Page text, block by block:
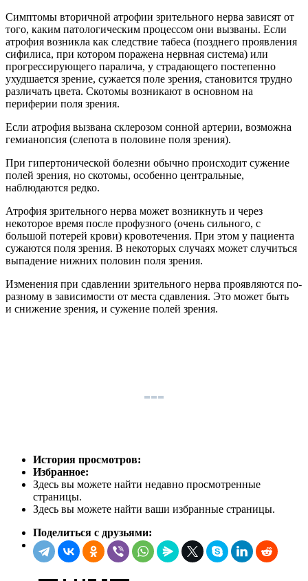
Симптомы вторичной атрофии зрительного нерва зависят от
того, каким патологическим процессом они вызваны. Если
атрофия возникла как следствие табеса (позднего проявления
сифилиса, при котором поражена нервная система) или
прогрессирующего паралича, у страдающего постепенно
ухудшается зрение, сужается поле зрения, становится трудно
различать цвета. Скотомы возникают в основном на
периферии поля зрения.
Если атрофия вызвана склерозом сонной артерии, возможна
гемианопсия (слепота в половине поля зрения).
При гипертонической болезни обычно происходит сужение
полей зрения, но скотомы, особенно центральные,
наблюдаются редко.
Атрофия зрительного нерва может возникнуть и через
некоторое время после профузного (очень сильного, с
большой потерей крови) кровотечения. При этом у пациента
сужаются поля зрения. В некоторых случаях может случиться
выпадение нижних половин поля зрения.
Изменения при сдавлении зрительного нерва проявляются по-
разному в зависимости от места сдавления. Это может быть
и снижение зрения, и сужение полей зрения.
История просмотров:
Избранное:
Здесь вы можете найти недавно просмотренные
страницы.
Здесь вы можете найти ваши избранные страницы.
Поделиться с друзьями: